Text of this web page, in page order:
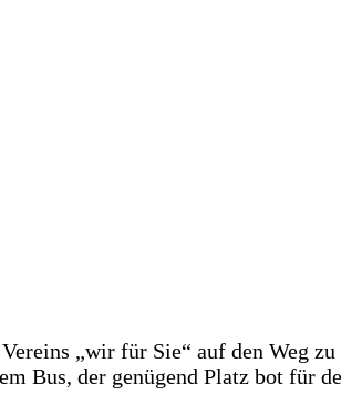
„wir für Sie“ auf den Weg
Bus, der genü­gend Platz bot für